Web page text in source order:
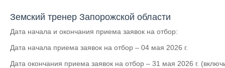
Земский тренер Запорожской области
Дата начала и окончания приема заявок на отбор:
Дата начала приема заявок на отбор – 04 мая 2026 г.
Дата окончания приема заявок на отбор – 31 мая 2026 г.